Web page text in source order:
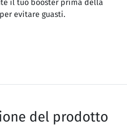
il tuo booster prima della
evitare guasti.
del prodotto